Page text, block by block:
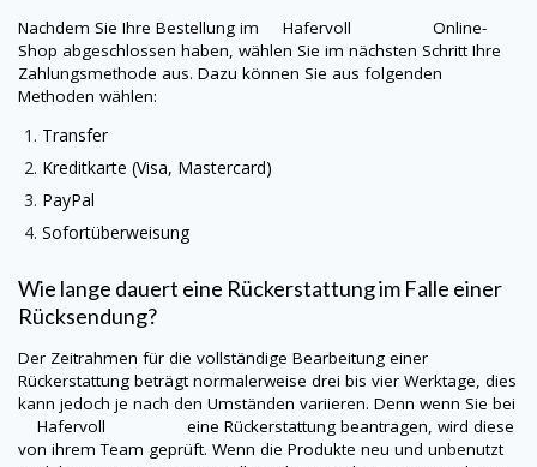
Nachdem Sie Ihre Bestellung im Hafervoll Online-
Shop abgeschlossen haben, wählen Sie im nächsten Schritt Ihre
Zahlungsmethode aus. Dazu können Sie aus folgenden
Methoden wählen:
Transfer
Kreditkarte (Visa, Mastercard)
PayPal
Sofortüberweisung
Wie lange dauert eine Rückerstattung im Falle einer
Rücksendung?
Der Zeitrahmen für die vollständige Bearbeitung einer
Rückerstattung beträgt normalerweise drei bis vier Werktage, dies
kann jedoch je nach den Umständen variieren. Denn wenn Sie bei
Hafervoll eine Rückerstattung beantragen, wird diese
von ihrem Team geprüft. Wenn die Produkte neu und unbenutzt